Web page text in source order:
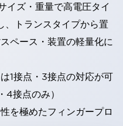
イズ・重量で高電圧タイ
トランスタイプから置
ペース・装置の軽量化に
1接点・3接点の対応が可
接点のみ）
を極めたフィンガープロ